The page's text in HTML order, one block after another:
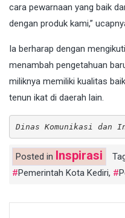
cara pewarnaan yang baik
dengan produk kami,”
Ia berharap dengan
menambah pengetahuan
miliknya memiliki kualitas
tenun ikat di daerah lain.
Dinas Komunikasi dan
Posted in Inspirasi
Pemerintah Kota Kediri,